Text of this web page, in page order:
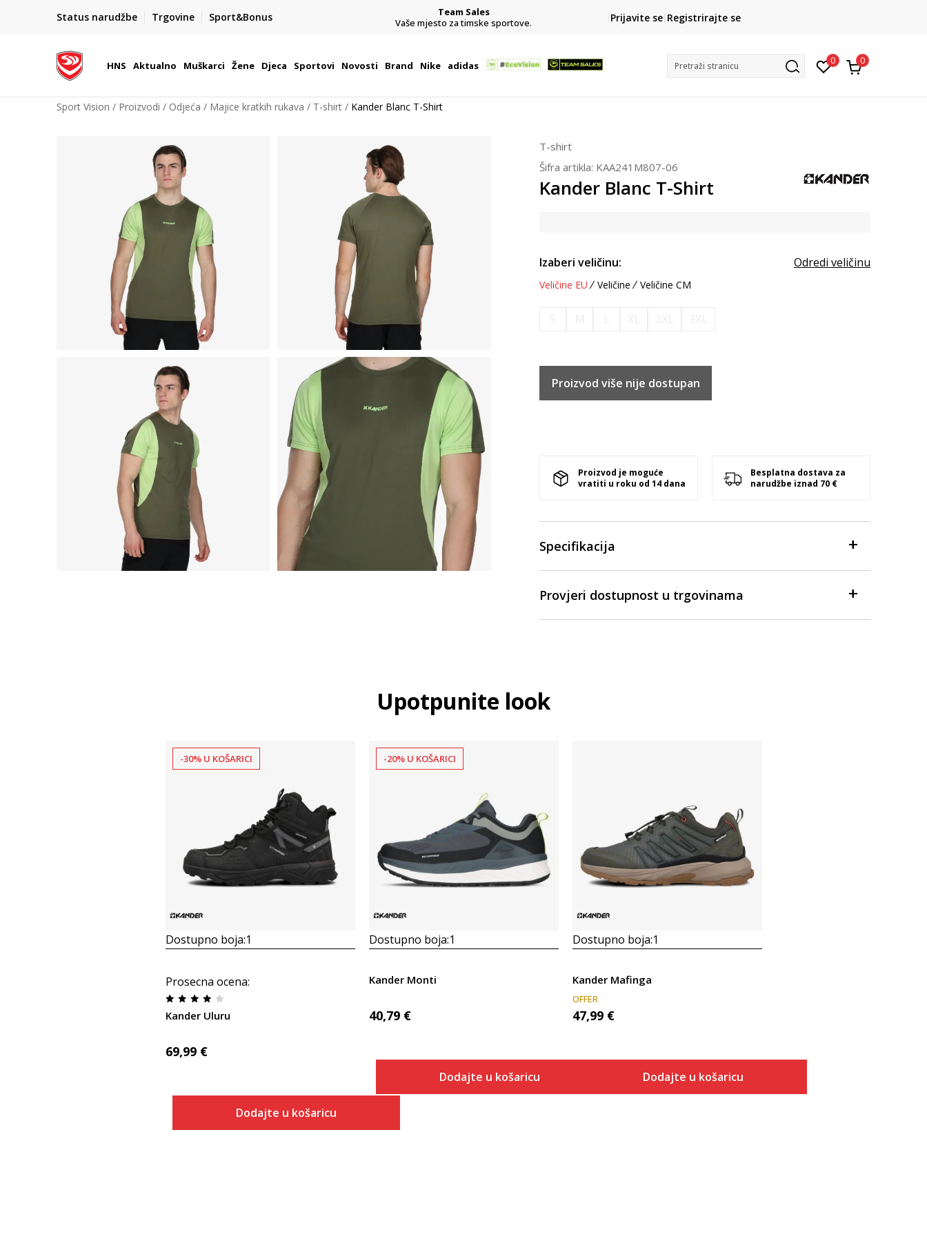
Status narudžbe Trgovine Sport&Bonus
BOX NOW
Dostava 1,50 €
| Više od 800 paketomata u Hrvatskoj
Team Sales
Vaše mjesto za timske sportove.
CLICK& COLLECT
besplatno preuzimanje u trgovini
Prijavite se Registrirajte se
HNS Aktualno Muškarci Žene Djeca Sportovi Novosti Brand Nike adidas Pretraži stranicu 0 0
Sport Vision Proizvodi Odjeća Majice kratkih rukava T-shirt Kander Blanc T-Shirt
T-shirt
Šifra artikla: KAA241M807-06
Kander Blanc T-Shirt
Izaberi veličinu: Odredi veličinu
Veličine EU Veličine Veličine CM
Proizvod više nije dostupan
Proizvod je moguće
vratiti u roku od 14 dana
Besplatna dostava za
narudžbe iznad 70 €
Specifikacija
Provjeri dostupnost u trgovinama
Upotpunite look
-30% U KOŠARICI
Dostupno boja:1
Prosecna ocena:
Kander Uluru
69,99 €
Dodajte u košaricu
-20% U KOŠARICI
Dostupno boja:1
Kander Monti
40,79 €
Dodajte u košaricu
Dostupno boja:1
Kander Mafinga
OFFER
47,99 €
Dodajte u košaricu